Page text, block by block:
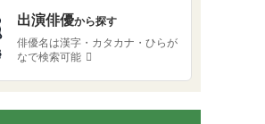
出演俳優から探す
俳優名は漢字・カタカナ・ひらが
なで検索可能